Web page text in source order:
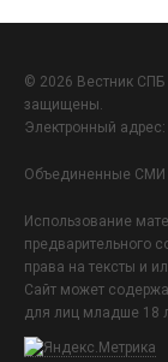
© 2026 Вестник СПБ
защищены.
Электронный адрес:
Объединенные СМИ
Использование
предварительного
права на тексты и
Сайт может
для лиц младше 18